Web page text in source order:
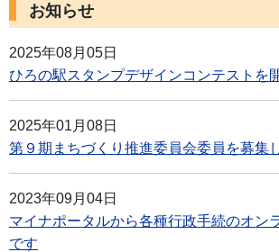
お知らせ
2025年08月05日
ひろの駅スタンプデザインコンテストを
2025年01月08日
第９期まちづくり推進委員会委員を募集
2023年09月04日
マイナポータルから各種行政手続のオン
です